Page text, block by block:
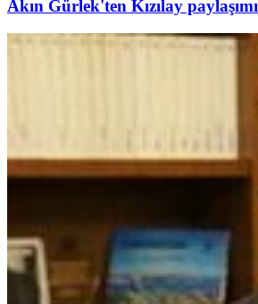
Akın Gürlek'ten Kızılay paylaşımı